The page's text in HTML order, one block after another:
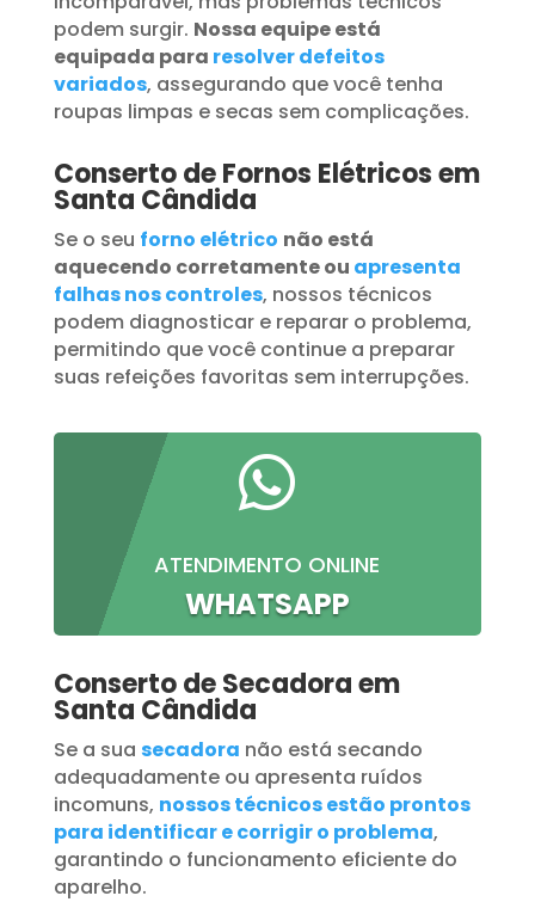
podem surgir. Nossa equipe está
equipada para resolver defeitos
variados, assegurando que você tenha
roupas limpas e secas sem complicações.
Conserto de Fornos Elétricos em
Santa Cândida
Se o seu forno elétrico não está
aquecendo corretamente ou apresenta
falhas nos controles, nossos técnicos
podem diagnosticar e reparar o problema,
permitindo que você continue a preparar
suas refeições favoritas sem interrupções.

ATENDIMENTO ONLINE
WHATSAPP
Conserto de Secadora em
Santa Cândida
Se a sua secadora não está secando
adequadamente ou apresenta ruídos
incomuns, nossos técnicos estão prontos
para identificar e corrigir o problema,
garantindo o funcionamento eficiente do
aparelho.